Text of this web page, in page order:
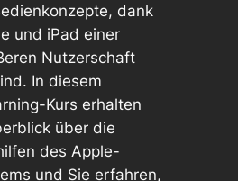
dank
und iPad einer
Nutzerschaft
In diesem
Kurs erhalten
über die
des Apple-
und Sie erfahren,